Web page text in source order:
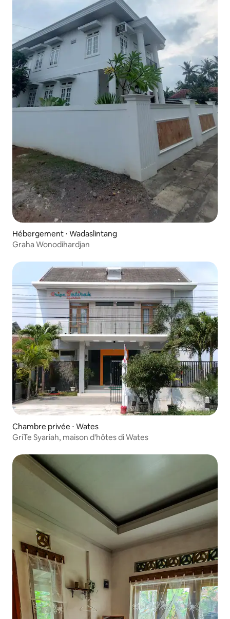
Hébergement ⋅ Wadaslintang
Graha Wonodihardjan
Chambre privée ⋅ Wates
GriTe Syariah, maison d'hôtes di Wates